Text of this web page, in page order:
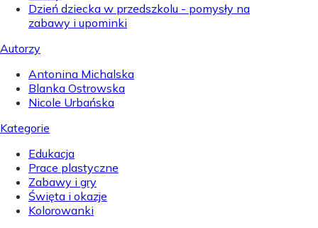
Dzień dziecka w przedszkolu - pomysły na
zabawy i upominki
Autorzy
Antonina Michalska
Blanka Ostrowska
Nicole Urbańska
Kategorie
Edukacja
Prace plastyczne
Zabawy i gry
Święta i okazje
Kolorowanki